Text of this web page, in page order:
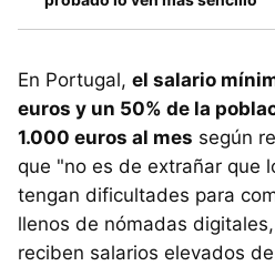
En Portugal, el salario
euros y un 50% de la
1.000 euros al mes según
que "no es de extrañar que
tengan dificultades para
llenos de nómadas
reciben salarios elevados